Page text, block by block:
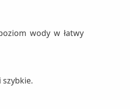
wody w łatwy